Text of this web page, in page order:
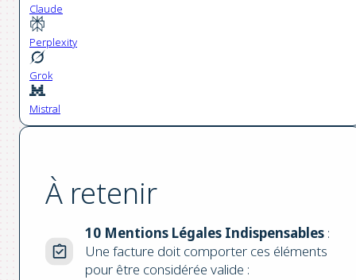
Claude
Perplexity
Grok
Mistral
À retenir
10 Mentions Légales Indispensables :
Une facture doit comporter ces éléments
pour être considérée valide :